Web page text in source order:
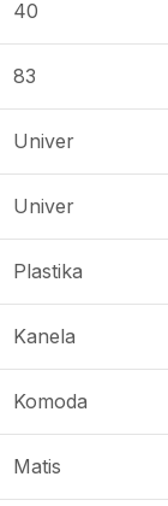
40
83
Univer
Univer
Plastika
Kanela
Komoda
Matis